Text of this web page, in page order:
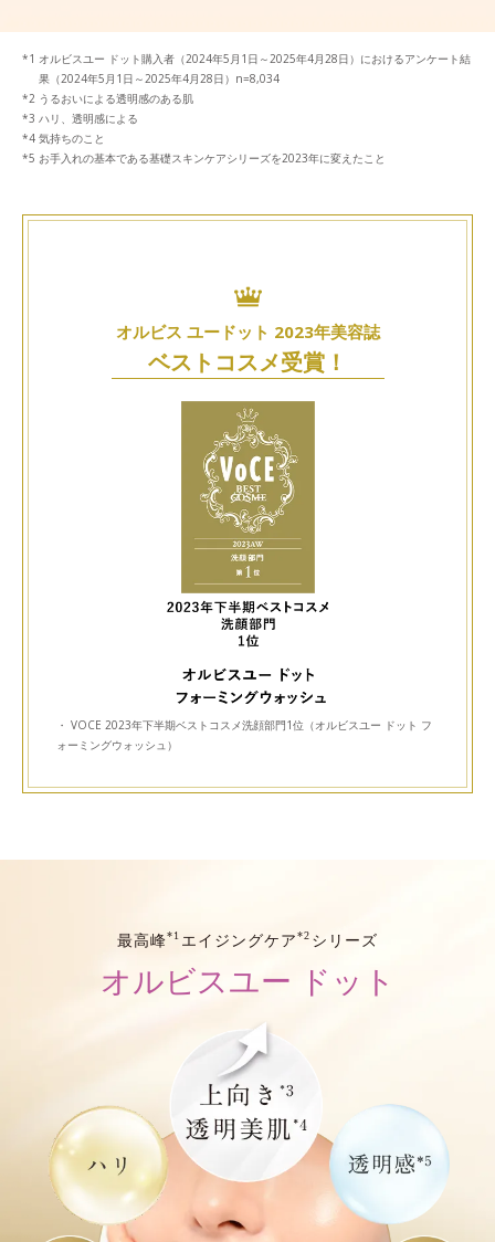
オルビスユー ドット購入者（2024年5月1日～2025年4月28日）におけるアンケート結
果（2024年5月1日～2025年4月28日）n=8,034
うるおいによる透明感のある肌
ハリ、透明感による
気持ちのこと
お手入れの基本である基礎スキンケアシリーズを2023年に変えたこと
オルビス ユードット 2023年美容誌
ベストコスメ受賞！
・ VOCE 2023年下半期ベストコスメ洗顔部門1位（オルビスユー ドット フ
ォーミングウォッシュ）
最高峰*1 エイジングケア*2 シリーズ
オルビスユー ドット